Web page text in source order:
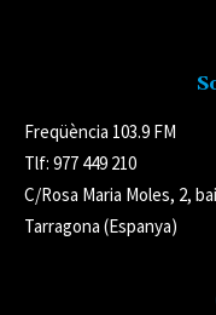
Freqüència 103.9 FM
Tlf: 977 449 210
C/Rosa Maria Moles, 2,
Tarragona (Espanya)